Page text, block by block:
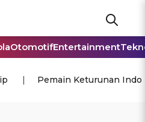
OtomotifEntertainment
Pemain Keturunan